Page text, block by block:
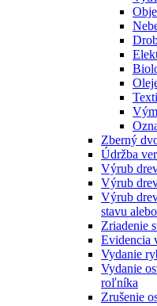
Zberný
Údržba
Výrub
Výrub
Výrub
stavu
Zriadenie
Evidencia
Vydanie
Vydanie
roľníka
Zrušenie